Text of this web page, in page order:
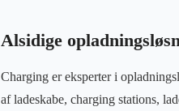
Alsidige
Charging er eksperter i
af ladeskabe, charging stations,